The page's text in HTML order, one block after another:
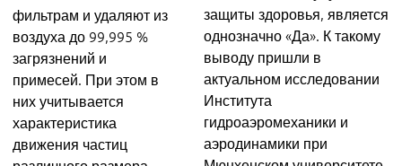
фильтрам и удаляют из
воздуха до 99,995 %
загрязнений и
примесей. При этом в
них учитывается
характеристика
движения частиц
защиты здоровья, является
однозначно «Да». К такому
выводу пришли в
актуальном исследовании
Института
гидроаэромеханики и
аэродинамики при